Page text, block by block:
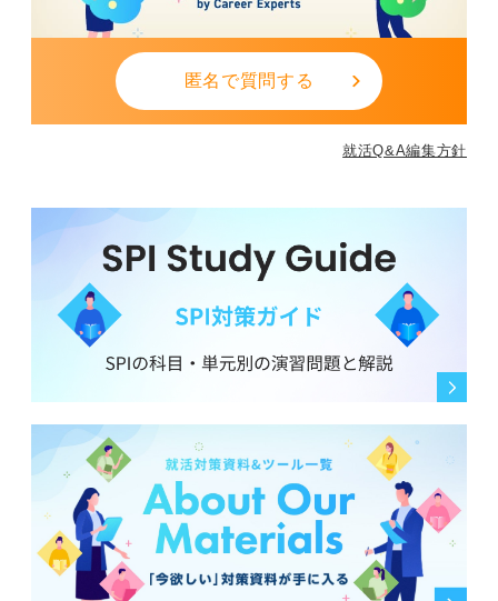
匿名で質問する
就活Q&A編集方針